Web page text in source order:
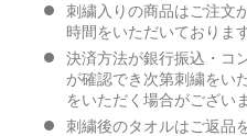
刺繍入りの商品はご注文
時間をいただいております
決済方法が銀行振込・コ
が確認でき次第刺繍をい
をいただく場合がござい
刺繍後のタオルはご返品